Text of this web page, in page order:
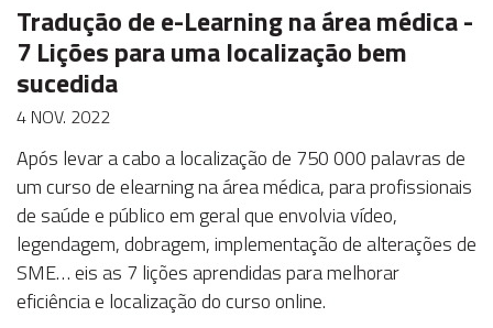
Tradução de e-Learning na área médica -
7 Lições para uma localização bem
sucedida
4 NOV. 2022
Após levar a cabo a localização de 750 000 palavras de
um curso de elearning na área médica, para profissionais
de saúde e público em geral que envolvia vídeo,
legendagem, dobragem, implementação de alterações de
SME… eis as 7 lições aprendidas para melhorar
eficiência e localização do curso online.